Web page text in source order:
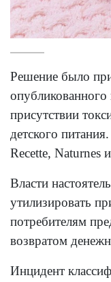
Решение было
опубликованного
присутствии
детского
Recette, Naturnes
Власти
утилизировать
потребителям
возвратом
Инцидент